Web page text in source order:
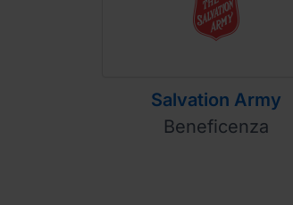
Salvation Army
Beneficenza